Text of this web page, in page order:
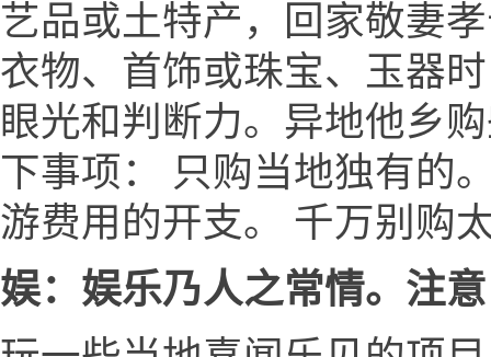
艺品或土特产，回家敬妻
衣物、首饰或珠宝、玉器
眼光和判断力。异地他乡
下事项： 只购当地独有的
游费用的开支。 千万别购
娱：娱乐乃人之常情。注